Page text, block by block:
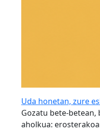
Uda honetan, zure
Gozatu bete-
aholkua: